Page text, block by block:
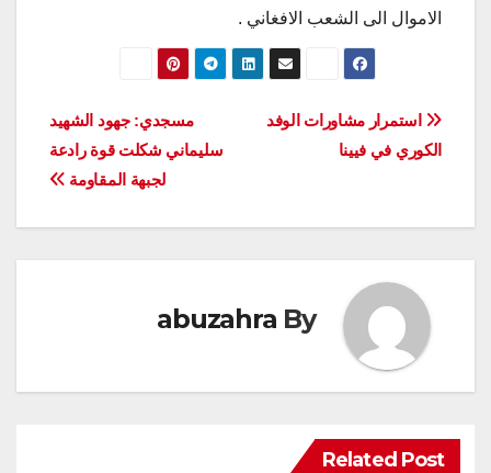
الاموال الى الشعب الافغاني .
تصفّح
المقالات
مسجدي: جهود الشهيد
سليماني شكلت قوة رادعة
لجبهة المقاومة
استمرار مشاورات الوفد
الكوري في فيينا
By
abuzahra
Related Post